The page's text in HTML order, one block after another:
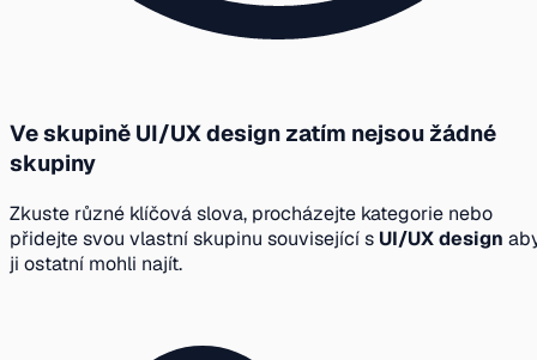
Ve skupině UI/UX design zatím nejsou žádné
skupiny
Zkuste různé klíčová slova, procházejte kategorie nebo
přidejte svou vlastní skupinu související s UI/UX design
ji ostatní mohli najít.